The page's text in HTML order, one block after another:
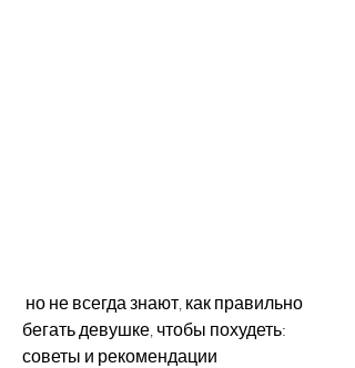
бегать девушке, чтобы похудеть:
советы и рекомендации